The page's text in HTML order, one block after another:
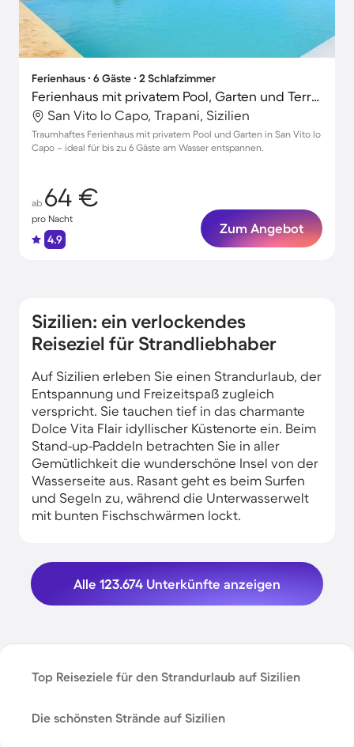
Ferienhaus ∙ 6 Gäste ∙ 2 Schlafzimmer
Ferienhaus mit privatem Pool, Garten und Terrasse
San Vito lo Capo, Trapani, Sizilien
Traumhaftes Ferienhaus mit privatem Pool und Garten in San Vito lo
Capo – ideal für bis zu 6 Gäste am Wasser entspannen.
ab 64 €
pro Nacht
4.9
Zum Angebot
Sizilien: ein verlockendes
Reiseziel für Strandliebhaber
Auf Sizilien erleben Sie einen Strandurlaub, der
Entspannung und Freizeitspaß zugleich
verspricht. Sie tauchen tief in das charmante
Dolce Vita Flair idyllischer Küstenorte ein. Beim
Stand-up-Paddeln betrachten Sie in aller
Gemütlichkeit die wunderschöne Insel von der
Wasserseite aus. Rasant geht es beim Surfen
und Segeln zu, während die Unterwasserwelt
mit bunten Fischschwärmen lockt.
Alle 123.674 Unterkünfte anzeigen
Top Reiseziele für den Strandurlaub auf Sizilien
Die schönsten Strände auf Sizilien